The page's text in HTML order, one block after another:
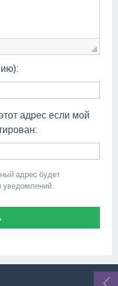
адрес если мой
адрес будет
уведомлений.